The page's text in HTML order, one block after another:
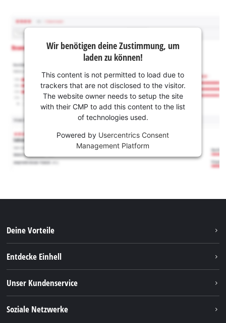
Wir benötigen deine Zustimmung, um
laden zu können!
This content is not permitted to load due to
trackers that are not disclosed to the visitor.
The website owner needs to setup the site
with their CMP to add this content to the list
of technologies used.
Powered by Usercentrics Consent
Management Platform
Deine Vorteile
Entdecke Einhell
Einhell Germany AG
Unser Kundenservice
Soziale Netzwerke